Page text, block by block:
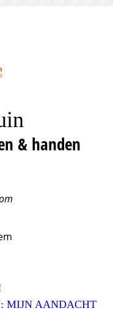
& handen
MIJN AANDACHT